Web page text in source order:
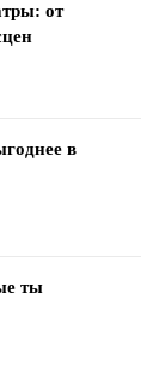
от
в
ты